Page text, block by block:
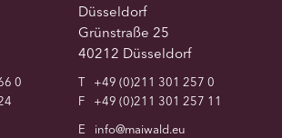
0
Düsseldorf
Grünstraße 25
40212 Düsseldorf
T
+49 (0)211 301 257 0
F
+49 (0)211 301 257 11
E
info@maiwald.eu